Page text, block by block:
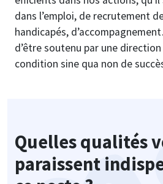
dans l’emploi, de recrutement
handicapés,
d’être soutenu par une
condition sine qua non de
Quelles qualités
paraissent